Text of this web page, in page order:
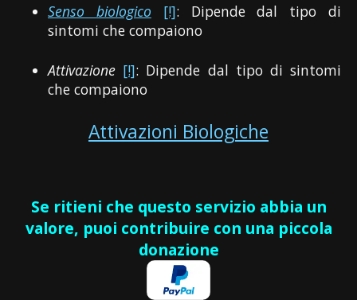
Senso biologico [!]: Dipende dal tipo di
sintomi che compaiono
Attivazione [!]: Dipende dal tipo di sintomi
che compaiono
Attivazioni Biologiche
Se ritieni che questo servizio abbia un
valore, puoi contribuire con una piccola
donazione